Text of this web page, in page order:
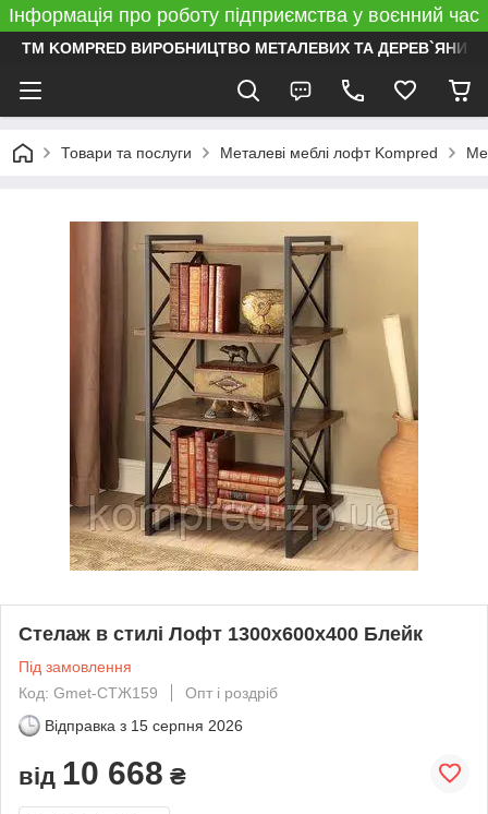
Інформація про роботу підприємства у воєнний час
ТМ KOMPRED ВИРОБНИЦТВО МЕТАЛЕВИХ ТА ДЕРЕВ`ЯНИХ
Товари та послуги Металеві меблі лофт Kompred
Стелаж в стилі Лофт 1300х600х400 Блейк
Під замовлення
Код: Gmet-СТЖ159
Опт і роздріб
Відправка з 15 серпня 2026
від 10 668 ₴